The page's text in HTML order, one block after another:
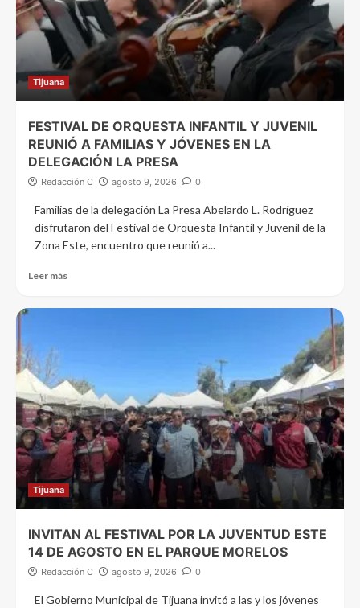
Tijuana
FESTIVAL DE ORQUESTA INFANTIL Y JUVENIL
REUNIÓ A FAMILIAS Y JÓVENES EN LA
DELEGACIÓN LA PRESA
Redacción C agosto 9, 2026 0
Familias de la delegación La Presa Abelardo L. Rodríguez
disfrutaron del Festival de Orquesta Infantil y Juvenil de la
Zona Este, encuentro que reunió a...
Leer más
Tijuana
INVITAN AL FESTIVAL POR LA JUVENTUD ESTE
14 DE AGOSTO EN EL PARQUE MORELOS
Redacción C agosto 9, 2026 0
El Gobierno Municipal de Tijuana invitó a las y los jóvenes